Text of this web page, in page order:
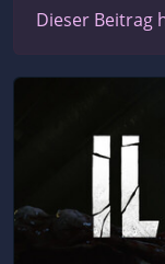
Dieser Beitrag